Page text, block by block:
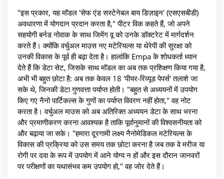
"इस प्रकार, यह मॉडल 'सेफ एंड सस्टेनेबल बाय डिज़ाइन' (एसएसबीडी)
अवधारणा में योगदान प्रदान करता है," पीटर विक कहते हैं, जो अपने
सहयोगी बर्नड नोवाक के साथ जिमेंग वू को उनके डॉक्टरेट में मार्गदर्शन
करते हैं। क्योंकि वर्चुअल माउस नए मटेरियल्स या थेरेपी की सुरक्षा को
उनकी विकास के पूर्व ही बढ़ा देता है। हालांकि Empa के शोधकर्ता ध्यान
देते हैं कि डेटा सेट, जिसके साथ मॉडल का अब तक प्रशिक्षण किया गया है,
अभी भी बहुत छोटा है: अब तक केवल 18 'पीयर-रिव्यूड पेपर्स' तलाशे जा
सके थे, जिनकी डेटा गुणवत्ता पर्याप्त होती। "बहुत से अध्ययनों में उपयोग
किए गए नैनो पार्टिकल्स के गुणों का पर्याप्त विवरण नहीं होता," वह नोट
करता है। वर्चुअल माउस को अब अतिरिक्त अध्ययन डेटा के साथ भरना
और प्रमाणीकरण करना आवश्यक है ताकि पूर्वानुमानों की विश्वसनीयता को
और बढ़ाया जा सके। "हमारा दूरगामी लक्ष्य नैनोमेडिकल मटेरियल्स के
विकास की प्रक्रिया को उस समय तक छोटा करना है जब तक वे मरीज या
रोगी पर दवा के रूप में उपयोग में आने योग्य न हों और इस दौरान जानवरों
पर परीक्षणों का यथासंभव कम उपयोग हो," वह जोर देते हैं।